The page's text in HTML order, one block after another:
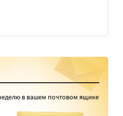
в вашем почтовом ящике